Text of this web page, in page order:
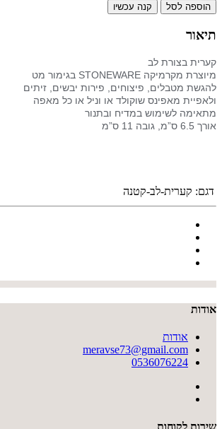
הוספה לסל קנה עכשיו
תיאור
קערית בצורת לב
מיוצרת מקרמיקה STONEWARE בגימור מט
להגשת מטבלים, פיצוחים, פירות יבשים, זיתים
ולאפיית מאפינס שוקולד או וניל או כל מאפה
מתאימה לשימוש במדיח ובתנור
אורך 6.5 ס”מ, גובה 11 ס”מ
דגם: קערית-לב-קטנה
אודות
אודות
meravse73@gmail.com
0536076224
שירות לקוחות